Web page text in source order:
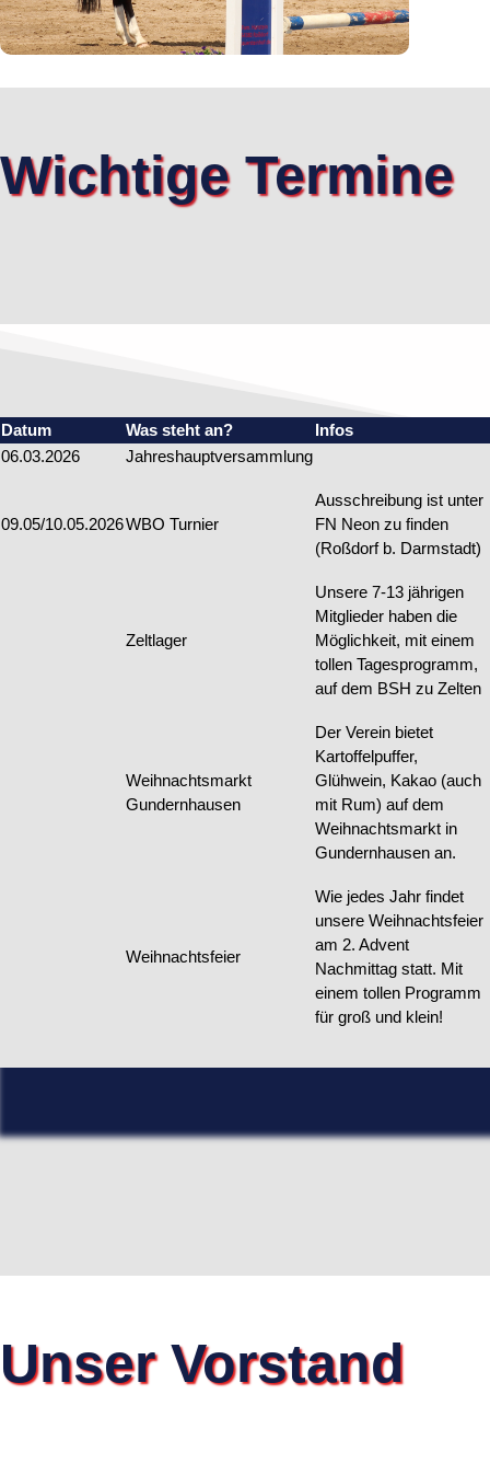
Wichtige Termine
Datum Was steht an?
Infos
06.03.2026
Jahreshauptversammlung
09.05/10.05.2026WBO Turnier
Ausschreibung ist unter
FN Neon zu finden
(Roßdorf b. Darmstadt)
Zeltlager
Unsere 7-13 jährigen
Mitglieder haben die
Möglichkeit, mit einem
tollen Tagesprogramm,
auf dem BSH zu Zelten
Weihnachtsmarkt
Gundernhausen
Der Verein bietet
Kartoffelpuffer,
Glühwein, Kakao (auch
mit Rum) auf dem
Weihnachtsmarkt in
Gundernhausen an.
Weihnachtsfeier
Wie jedes Jahr findet
unsere Weihnachtsfeier
am 2. Advent
Nachmittag statt. Mit
einem tollen Programm
für groß und klein!
Unser Vorstand